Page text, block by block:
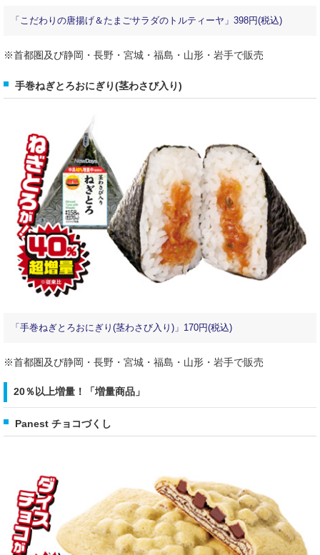
「こだわりの唐揚げ＆たまごサラダのトルティーヤ」398円(税込)
※首都圏及び静岡・長野・宮城・福島・山形・岩手で販売
手巻ねぎとろおにぎり(茎わさび入り)
「手巻ねぎとろおにぎり(茎わさび入り)」170円(税込)
※首都圏及び静岡・長野・宮城・福島・山形・岩手で販売
20％以上増量！「増量商品」
Panest チョコづくし